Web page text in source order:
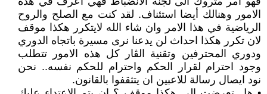
الامور وهنالك أيضا استئناف. لقد كنت مع الصلح والروح
الرياضية في هذا الامر وان شاء الله لايتكرر هكذا موقف
لان تكرر هكذا احداث لن يدعنا نرى مسيرة باتجاه الدوري
ودوري المحترفين وتقنية الڤار كل هذه الامور تتطلب
وجود احترام لقرار الحكم واحترام للحكم نفسه.. نحن
نود ايصال رسالة للاعبين ان يتثقفوا بالقانون.